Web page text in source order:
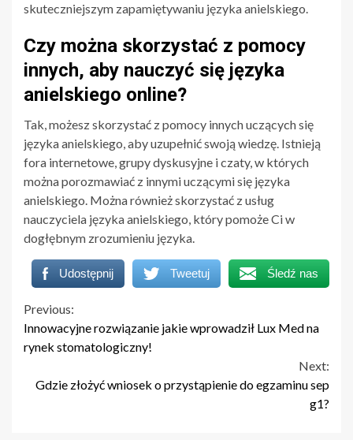
skuteczniejszym zapamiętywaniu języka anielskiego.
Czy można skorzystać z pomocy
innych, aby nauczyć się języka
anielskiego online?
Tak, możesz skorzystać z pomocy innych uczących się
języka anielskiego, aby uzupełnić swoją wiedzę. Istnieją
fora internetowe, grupy dyskusyjne i czaty, w których
można porozmawiać z innymi uczącymi się języka
anielskiego. Można również skorzystać z usług
nauczyciela języka anielskiego, który pomoże Ci w
dogłębnym zrozumieniu języka.
Udostępnij Tweetuj Śledź nas
Continue
Reading
Previous:
Innowacyjne rozwiązanie jakie wprowadził Lux Med na
rynek stomatologiczny!
Next:
Gdzie złożyć wniosek o przystąpienie do egzaminu sep
g1?